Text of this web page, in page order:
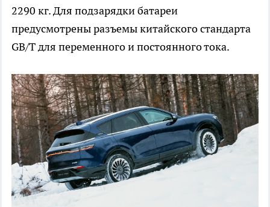
2290 кг. Для подзарядки батареи
предусмотрены разъемы китайского стандарта
GB/T для переменного и постоянного тока.